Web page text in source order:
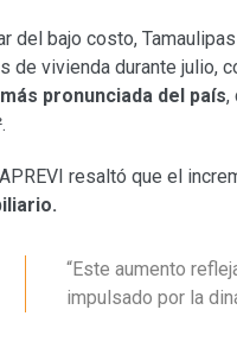
del bajo costo,
de vivienda durante julio,
pronunciada del país,
resaltó que el
“Este aumento
impulsado por la